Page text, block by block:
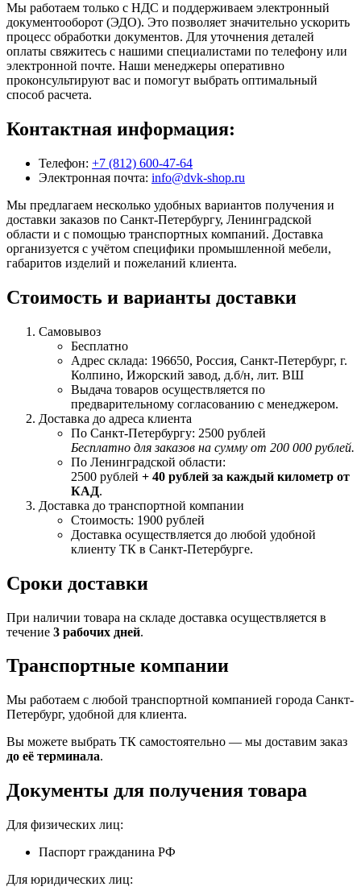
Мы работаем только с НДС и поддерживаем электронный
документооборот (ЭДО). Это позволяет значительно ускорить
процесс обработки документов. Для уточнения деталей
оплаты свяжитесь с нашими специалистами по телефону или
электронной почте. Наши менеджеры оперативно
проконсультируют вас и помогут выбрать оптимальный
способ расчета.
Контактная информация:
Телефон: +7 (812) 600-47-64
Электронная почта: info@dvk-shop.ru
Мы предлагаем несколько удобных вариантов получения и
доставки заказов по Санкт-Петербургу, Ленинградской
области и с помощью транспортных компаний. Доставка
организуется с учётом специфики промышленной мебели,
габаритов изделий и пожеланий клиента.
Стоимость и варианты доставки
Самовывоз
Бесплатно
Адрес склада: 196650, Россия, Санкт-Петербург, г.
Колпино, Ижорский завод, д.б/н, лит. ВШ
Выдача товаров осуществляется по
предварительному согласованию с менеджером.
Доставка до адреса клиента
По Санкт-Петербургу: 2500 рублей
Бесплатно для заказов на сумму от 200 000 рублей.
По Ленинградской области:
2500 рублей + 40 рублей за каждый километр от
КАД.
Доставка до транспортной компании
Стоимость: 1900 рублей
Доставка осуществляется до любой удобной
клиенту ТК в Санкт-Петербурге.
Сроки доставки
При наличии товара на складе доставка осуществляется в
течение 3 рабочих дней.
Транспортные компании
Мы работаем с любой транспортной компанией города Санкт-
Петербург, удобной для клиента.
Вы можете выбрать ТК самостоятельно — мы доставим заказ
до её терминала.
Документы для получения товара
Для физических лиц:
Паспорт гражданина РФ
Для юридических лиц: